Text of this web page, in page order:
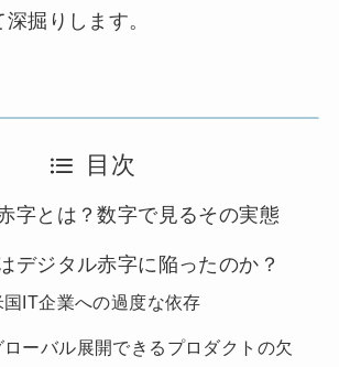
掘りします。
目次
字とは？数字で見るその実態
デジタル赤字に陥ったのか？
国IT企業への過度な依存
ローバル展開できるプロダクトの欠